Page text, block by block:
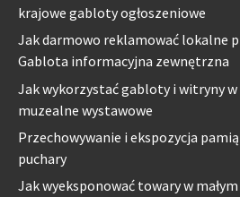
krajowe gabloty ogłoszeniowe
Jak darmowo reklamować lokalne
Gablota informacyjna zewnętrzna
Jak wykorzystać gabloty i witryny
muzealne wystawowe
Przechowywanie i ekspozycja
puchary
Jak wyeksponować towary w